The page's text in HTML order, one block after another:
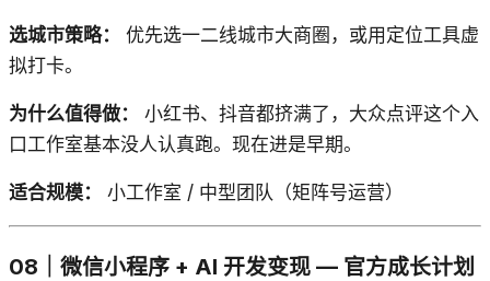
选城市策略：
优先选一二线城市大商圈，或用定位工具虚
拟打卡。
为什么值得做：
小红书、抖音都挤满了，大众点评这个入
口工作室基本没人认真跑。现在进是早期。
适合规模： 小工作室 / 中型团队（矩阵号运营）
08｜微信小程序 + AI 开发变现 — 官方成长计划